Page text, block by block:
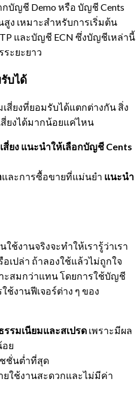
บัญชี Demo หรือ บัญชี Cents
สูง เหมาะสำหรับการเริ่มต้น
และบัญชี ECN ซึ่งบัญชีเหล่านี้
ะยะยาว
บได้
สี่ยงที่ยอมรับได้แตกต่างกัน สิ่ง
ยงได้มากน้อยแค่ไหน
สี่ยง แนะนำให้เลือกบัญชี Cents
และการซื้อขายที่แม่นยำ แนะนำ
งานจริงจะทำให้เรารู้ว่าเรา
เปล่า ถ้าลองใช้แล้วไม่ถูกใจ
ะสมกว่าแทน โดยการใช้บัญชี
ช้งานฟีเจอร์ต่าง ๆ ของ
รมเนียมและสเปรด เพราะมีผล
อย
ชั่นต่ำที่สุด
ยใช้งานสะดวกและไม่มีค่า